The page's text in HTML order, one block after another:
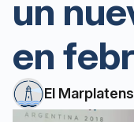
un
en
El